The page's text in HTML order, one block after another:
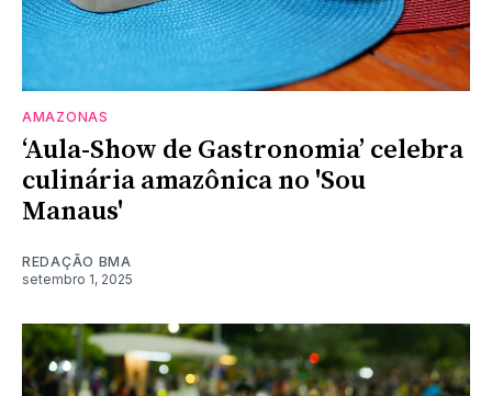
AMAZONAS
‘Aula-Show de Gastronomia’ celebra
culinária amazônica no 'Sou
Manaus'
REDAÇÃO BMA
setembro 1, 2025